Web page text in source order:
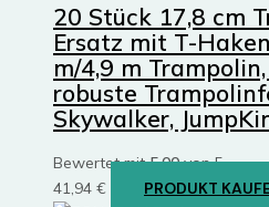
20 Stück 17,8 cm
Ersatz mit T-
m/4,9 m
robuste
Skywalker,
Bewertet mit5.00von 5
41,94 € PRODUKT